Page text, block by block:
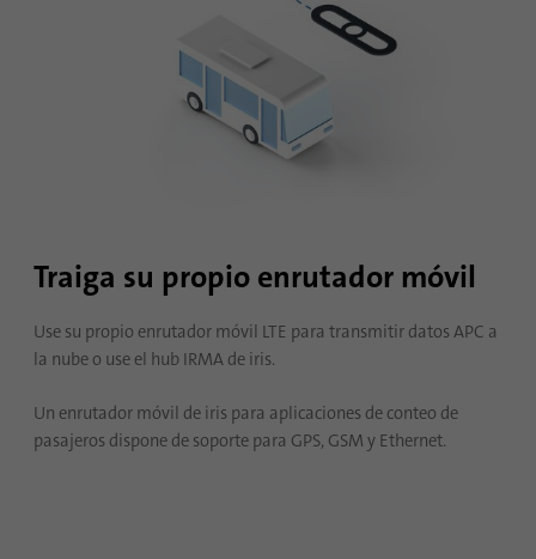
Traiga su propio enrutador móvil
Use su propio enrutador móvil LTE para transmitir datos APC a
la nube o use el hub IRMA de iris.
Un enrutador móvil de iris para aplicaciones de conteo de
pasajeros dispone de soporte para GPS, GSM y Ethernet.